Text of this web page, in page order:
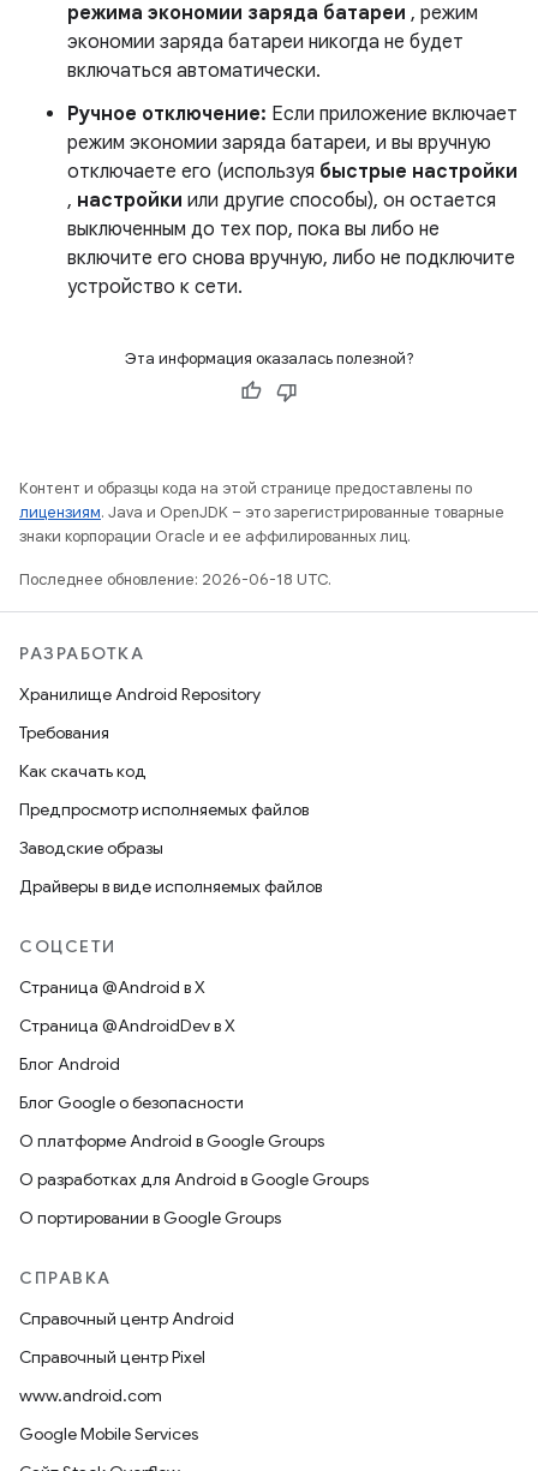
режима экономии заряда батареи , режим
экономии заряда батареи никогда не будет
включаться автоматически.
Ручное отключение: Если приложение включает
режим экономии заряда батареи, и вы вручную
отключаете его (используя быстрые настройки
, настройки или другие способы), он остается
выключенным до тех пор, пока вы либо не
включите его снова вручную, либо не подключите
устройство к сети.
Эта информация оказалась полезной?
Контент и образцы кода на этой странице предоставлены по
лицензиям. Java и OpenJDK – это зарегистрированные товарные
знаки корпорации Oracle и ее аффилированных лиц.
Последнее обновление: 2026-06-18 UTC.
РАЗРАБОТКА
Хранилище Android Repository
Требования
Как скачать код
Предпросмотр исполняемых файлов
Заводские образы
Драйверы в виде исполняемых файлов
СОЦСЕТИ
Страница @Android в X
Страница @AndroidDev в X
Блог Android
Блог Google о безопасности
О платформе Android в Google Groups
О разработках для Android в Google Groups
О портировании в Google Groups
СПРАВКА
Справочный центр Android
Справочный центр Pixel
www.android.com
Google Mobile Services